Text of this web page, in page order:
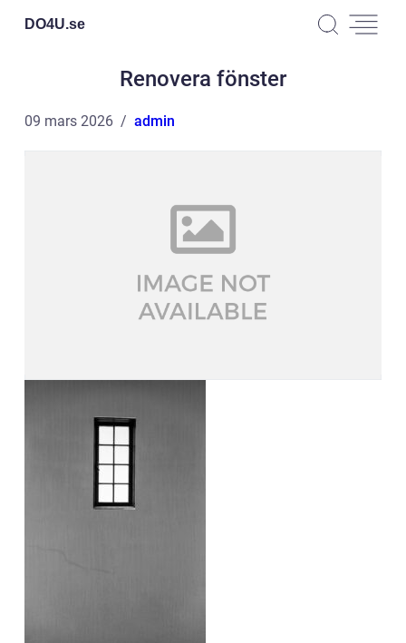
DO4U.se
Renovera fönster
09 mars 2026 admin